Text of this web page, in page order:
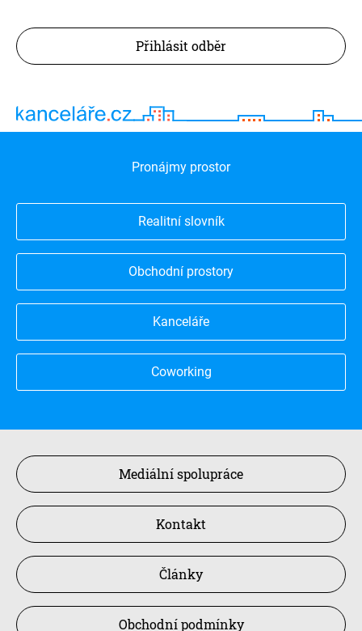
Přihlásit odběr
Pronájmy prostor
Realitní slovník
Obchodní prostory
Kanceláře
Coworking
Mediální spolupráce
Kontakt
Články
Obchodní podmínky